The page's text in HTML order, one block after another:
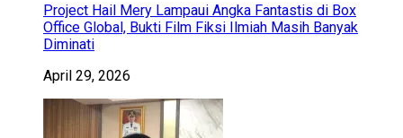
Project Hail Mery Lampaui Angka Fantastis di Box
Office Global, Bukti Film Fiksi Ilmiah Masih Banyak
Diminati
April 29, 2026